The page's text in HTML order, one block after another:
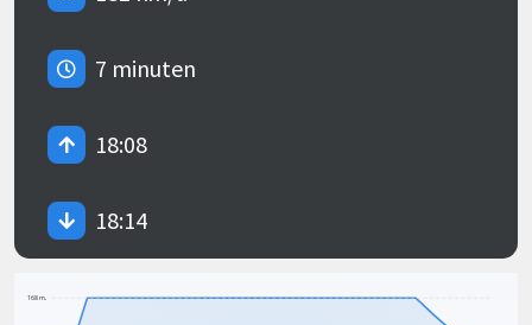
7 minuten
18:08
18:14